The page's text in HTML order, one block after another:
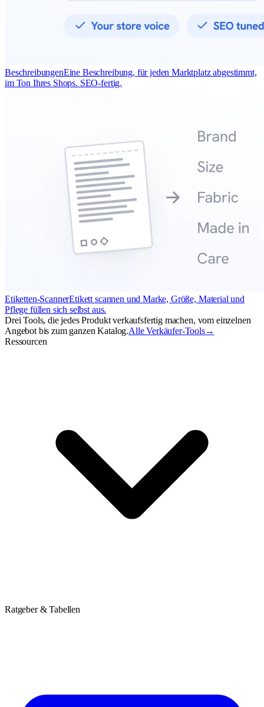
BeschreibungenEine Beschreibung, für jeden Marktplatz abgestimmt,
im Ton Ihres Shops. SEO-fertig.
Etiketten-ScannerEtikett scannen und Marke, Größe, Material und
Pflege füllen sich selbst aus.
Drei Tools, die jedes Produkt verkaufsfertig machen, vom einzelnen
Angebot bis zum ganzen Katalog.Alle Verkäufer-Tools→
Ressourcen
Ratgeber & Tabellen